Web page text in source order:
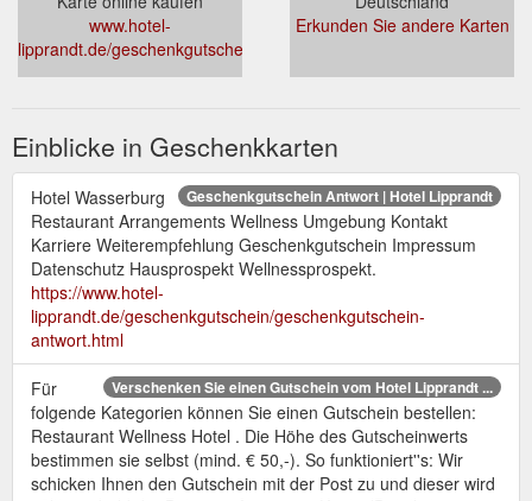
www.hotel-
lipprandt.de/geschenkgutschein.html
Erkunden Sie andere Karten
Einblicke in Geschenkkarten
Geschenkgutschein Antwort | Hotel Lipprandt
Hotel Wasserburg
Restaurant Arrangements Wellness Umgebung Kontakt
Karriere Weiterempfehlung Geschenkgutschein Impressum
Datenschutz Hausprospekt Wellnessprospekt.
https://www.hotel-
lipprandt.de/geschenkgutschein/geschenkgutschein-
antwort.html
Verschenken Sie einen Gutschein vom Hotel Lipprandt ...
Für
folgende Kategorien können Sie einen Gutschein bestellen:
Restaurant Wellness Hotel . Die Höhe des Gutscheinwerts
bestimmen sie selbst (mind. € 50,-). So funktioniert''s: Wir
schicken Ihnen den Gutschein mit der Post zu und dieser wird